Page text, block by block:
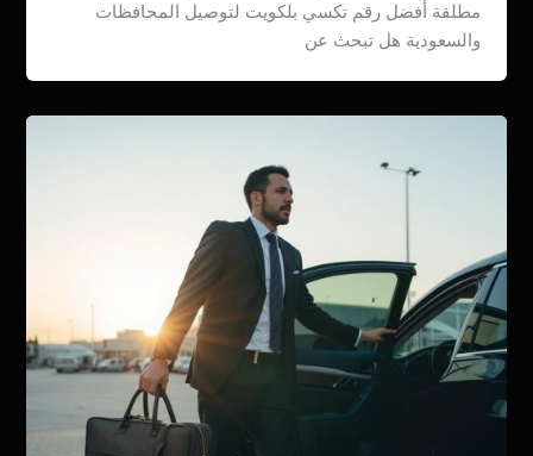
مطلقة أفضل رقم تكسي بلكويت لتوصيل المحافظات
والسعودية هل تبحث عن